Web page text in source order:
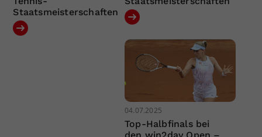
Staatsmeisterschaften
04.07.2025
Top-Halbfinals bei